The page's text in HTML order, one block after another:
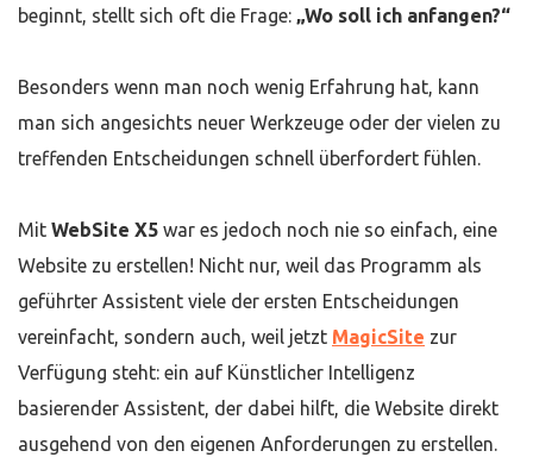
beginnt, stellt sich oft die Frage: „Wo soll ich anfangen?“
Besonders wenn man noch wenig Erfahrung hat, kann
man sich angesichts neuer Werkzeuge oder der vielen zu
treffenden Entscheidungen schnell überfordert fühlen.
Mit WebSite X5 war es jedoch noch nie so einfach, eine
Website zu erstellen! Nicht nur, weil das Programm als
geführter Assistent viele der ersten Entscheidungen
vereinfacht, sondern auch, weil jetzt MagicSite zur
Verfügung steht: ein auf Künstlicher Intelligenz
basierender Assistent, der dabei hilft, die Website direkt
ausgehend von den eigenen Anforderungen zu erstellen.